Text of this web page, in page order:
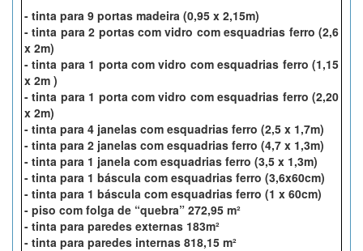
- tinta para 9 portas madeira (0,95 x 2,15m)
- tinta para 2 portas com vidro com esquadrias ferro (2,6
x 2m)
- tinta para 1 porta com vidro com esquadrias ferro (1,15
x 2m )
- tinta para 1 porta com vidro com esquadrias ferro (2,20
x 2m)
- tinta para 4 janelas com esquadrias ferro (2,5 x 1,7m)
- tinta para 2 janelas com esquadrias ferro (4,7 x 1,3m)
- tinta para 1 janela com esquadrias ferro (3,5 x 1,3m)
- tinta para 1 báscula com esquadrias ferro (3,6x60cm)
- tinta para 1 báscula com esquadrias ferro (1 x 60cm)
- piso com folga de “quebra” 272,95 m²
- tinta para paredes externas 183m²
- tinta para paredes internas 818,15 m²